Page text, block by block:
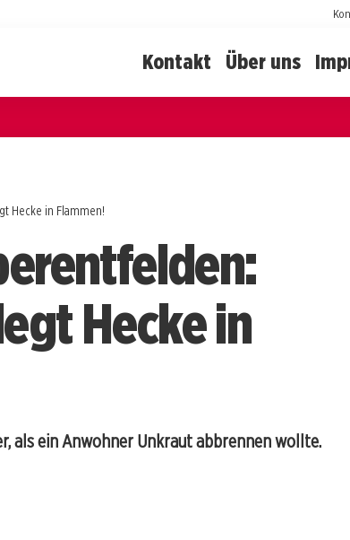
Kontakt Über uns
Hecke in Flammen!
Hecke in
als ein Anwohner Unkraut abbrennen wollte.